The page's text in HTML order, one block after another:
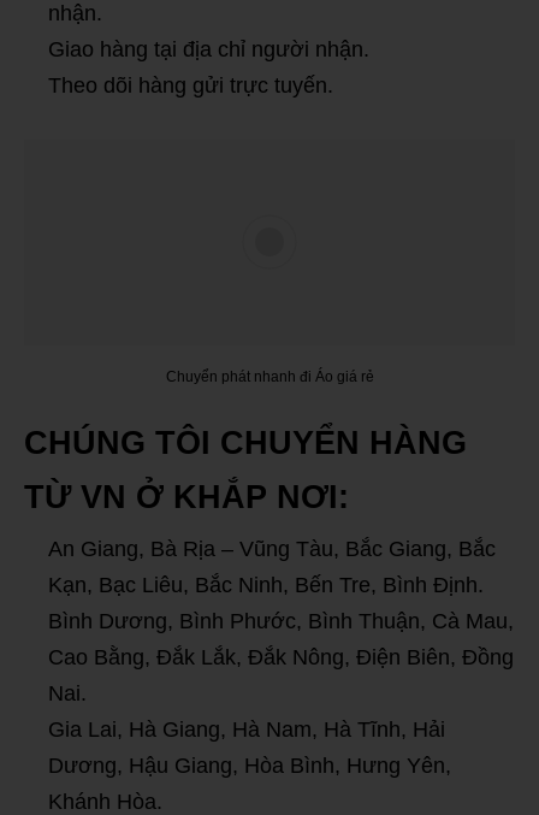
nhận.
Giao hàng tại địa chỉ người nhận.
Theo dõi hàng gửi trực tuyến.
Chuyển phát nhanh đi Áo giá rẻ
CHÚNG TÔI CHUYỂN HÀNG
TỪ VN Ở KHẮP NƠI:
An Giang, Bà Rịa – Vũng Tàu, Bắc Giang, Bắc
Kạn, Bạc Liêu, Bắc Ninh, Bến Tre, Bình Định.
Bình Dương, Bình Phước, Bình Thuận, Cà Mau,
Cao Bằng, Đắk Lắk, Đắk Nông, Điện Biên, Đồng
Nai.
Gia Lai, Hà Giang, Hà Nam, Hà Tĩnh, Hải
Dương, Hậu Giang, Hòa Bình, Hưng Yên,
Khánh Hòa.